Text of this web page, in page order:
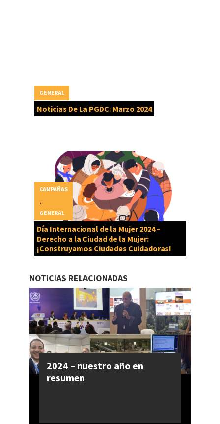
Noticias De La PGDC: Marzo 2024
GENERAL
Día Internacional de la Mujer 2024 –
Derecho a la Ciudad de la Mujer:
¡Construyamos Ciudades Cuidadoras!
CAMPAÑAS
GENERAL
NOTICIAS RELACIONADAS
2024 – nuestro año en
resumen